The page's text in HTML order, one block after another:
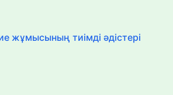
жұмысының тиімді әдістері